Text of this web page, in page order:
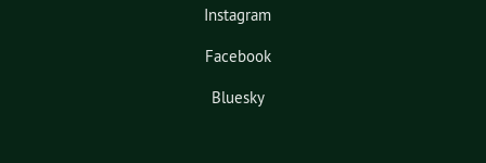
Instagram
Facebook
Bluesky